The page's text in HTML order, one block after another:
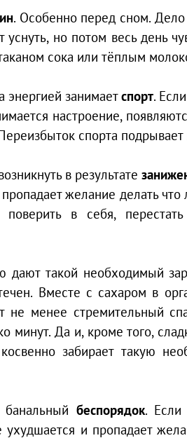
. Особенно перед сном.
но потом весь день
сока или тёплым
энергией занимаетспорт.
настроение,
спорта
в результате
желание делать
в себя,
дают такой необходимый
Вместе с сахаром в
не менее стремительный
минут. Да и, кроме того,
забирает такую
беспорядок.
ухудшается и пропадает